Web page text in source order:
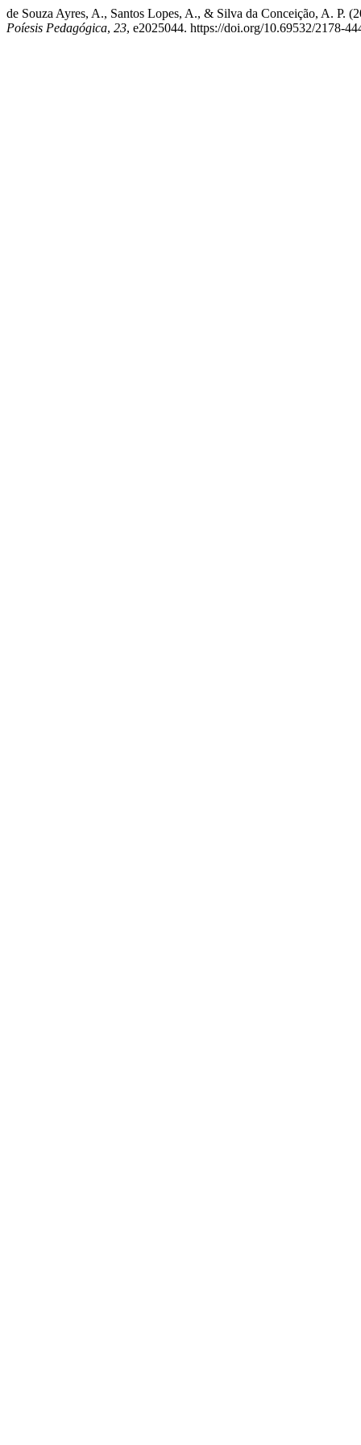
de Souza Ayres, A., Santos Lopes, A., & Silva da Conceição, A. P.
Poíesis Pedagógica, 23, e2025044. https://doi.org/10.69532/2178-